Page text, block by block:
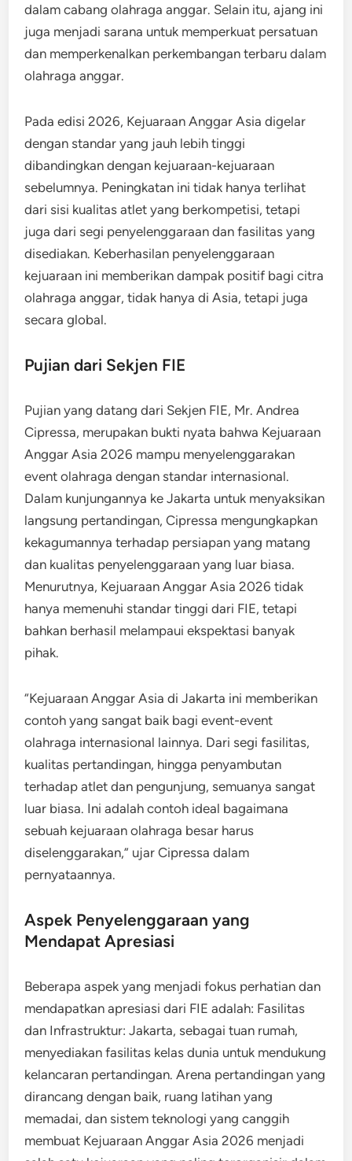
dalam cabang olahraga anggar. Selain itu, ajang ini
juga menjadi sarana untuk memperkuat persatuan
dan memperkenalkan perkembangan terbaru dalam
olahraga anggar.
Pada edisi 2026, Kejuaraan Anggar Asia digelar
dengan standar yang jauh lebih tinggi
dibandingkan dengan kejuaraan-kejuaraan
sebelumnya. Peningkatan ini tidak hanya terlihat
dari sisi kualitas atlet yang berkompetisi, tetapi
juga dari segi penyelenggaraan dan fasilitas yang
disediakan. Keberhasilan penyelenggaraan
kejuaraan ini memberikan dampak positif bagi citra
olahraga anggar, tidak hanya di Asia, tetapi juga
secara global.
Pujian dari Sekjen FIE
Pujian yang datang dari Sekjen FIE, Mr. Andrea
Cipressa, merupakan bukti nyata bahwa Kejuaraan
Anggar Asia 2026 mampu menyelenggarakan
event olahraga dengan standar internasional.
Dalam kunjungannya ke Jakarta untuk menyaksikan
langsung pertandingan, Cipressa mengungkapkan
kekagumannya terhadap persiapan yang matang
dan kualitas penyelenggaraan yang luar biasa.
Menurutnya, Kejuaraan Anggar Asia 2026 tidak
hanya memenuhi standar tinggi dari FIE, tetapi
bahkan berhasil melampaui ekspektasi banyak
pihak.
“Kejuaraan Anggar Asia di Jakarta ini memberikan
contoh yang sangat baik bagi event-event
olahraga internasional lainnya. Dari segi fasilitas,
kualitas pertandingan, hingga penyambutan
terhadap atlet dan pengunjung, semuanya sangat
luar biasa. Ini adalah contoh ideal bagaimana
sebuah kejuaraan olahraga besar harus
diselenggarakan,” ujar Cipressa dalam
pernyataannya.
Aspek Penyelenggaraan yang
Mendapat Apresiasi
Beberapa aspek yang menjadi fokus perhatian dan
mendapatkan apresiasi dari FIE adalah: Fasilitas
dan Infrastruktur: Jakarta, sebagai tuan rumah,
menyediakan fasilitas kelas dunia untuk mendukung
kelancaran pertandingan. Arena pertandingan yang
dirancang dengan baik, ruang latihan yang
memadai, dan sistem teknologi yang canggih
membuat Kejuaraan Anggar Asia 2026 menjadi